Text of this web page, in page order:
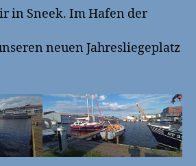
12
in Sneek. Im Hafen der
neuen Jahresliegeplatz